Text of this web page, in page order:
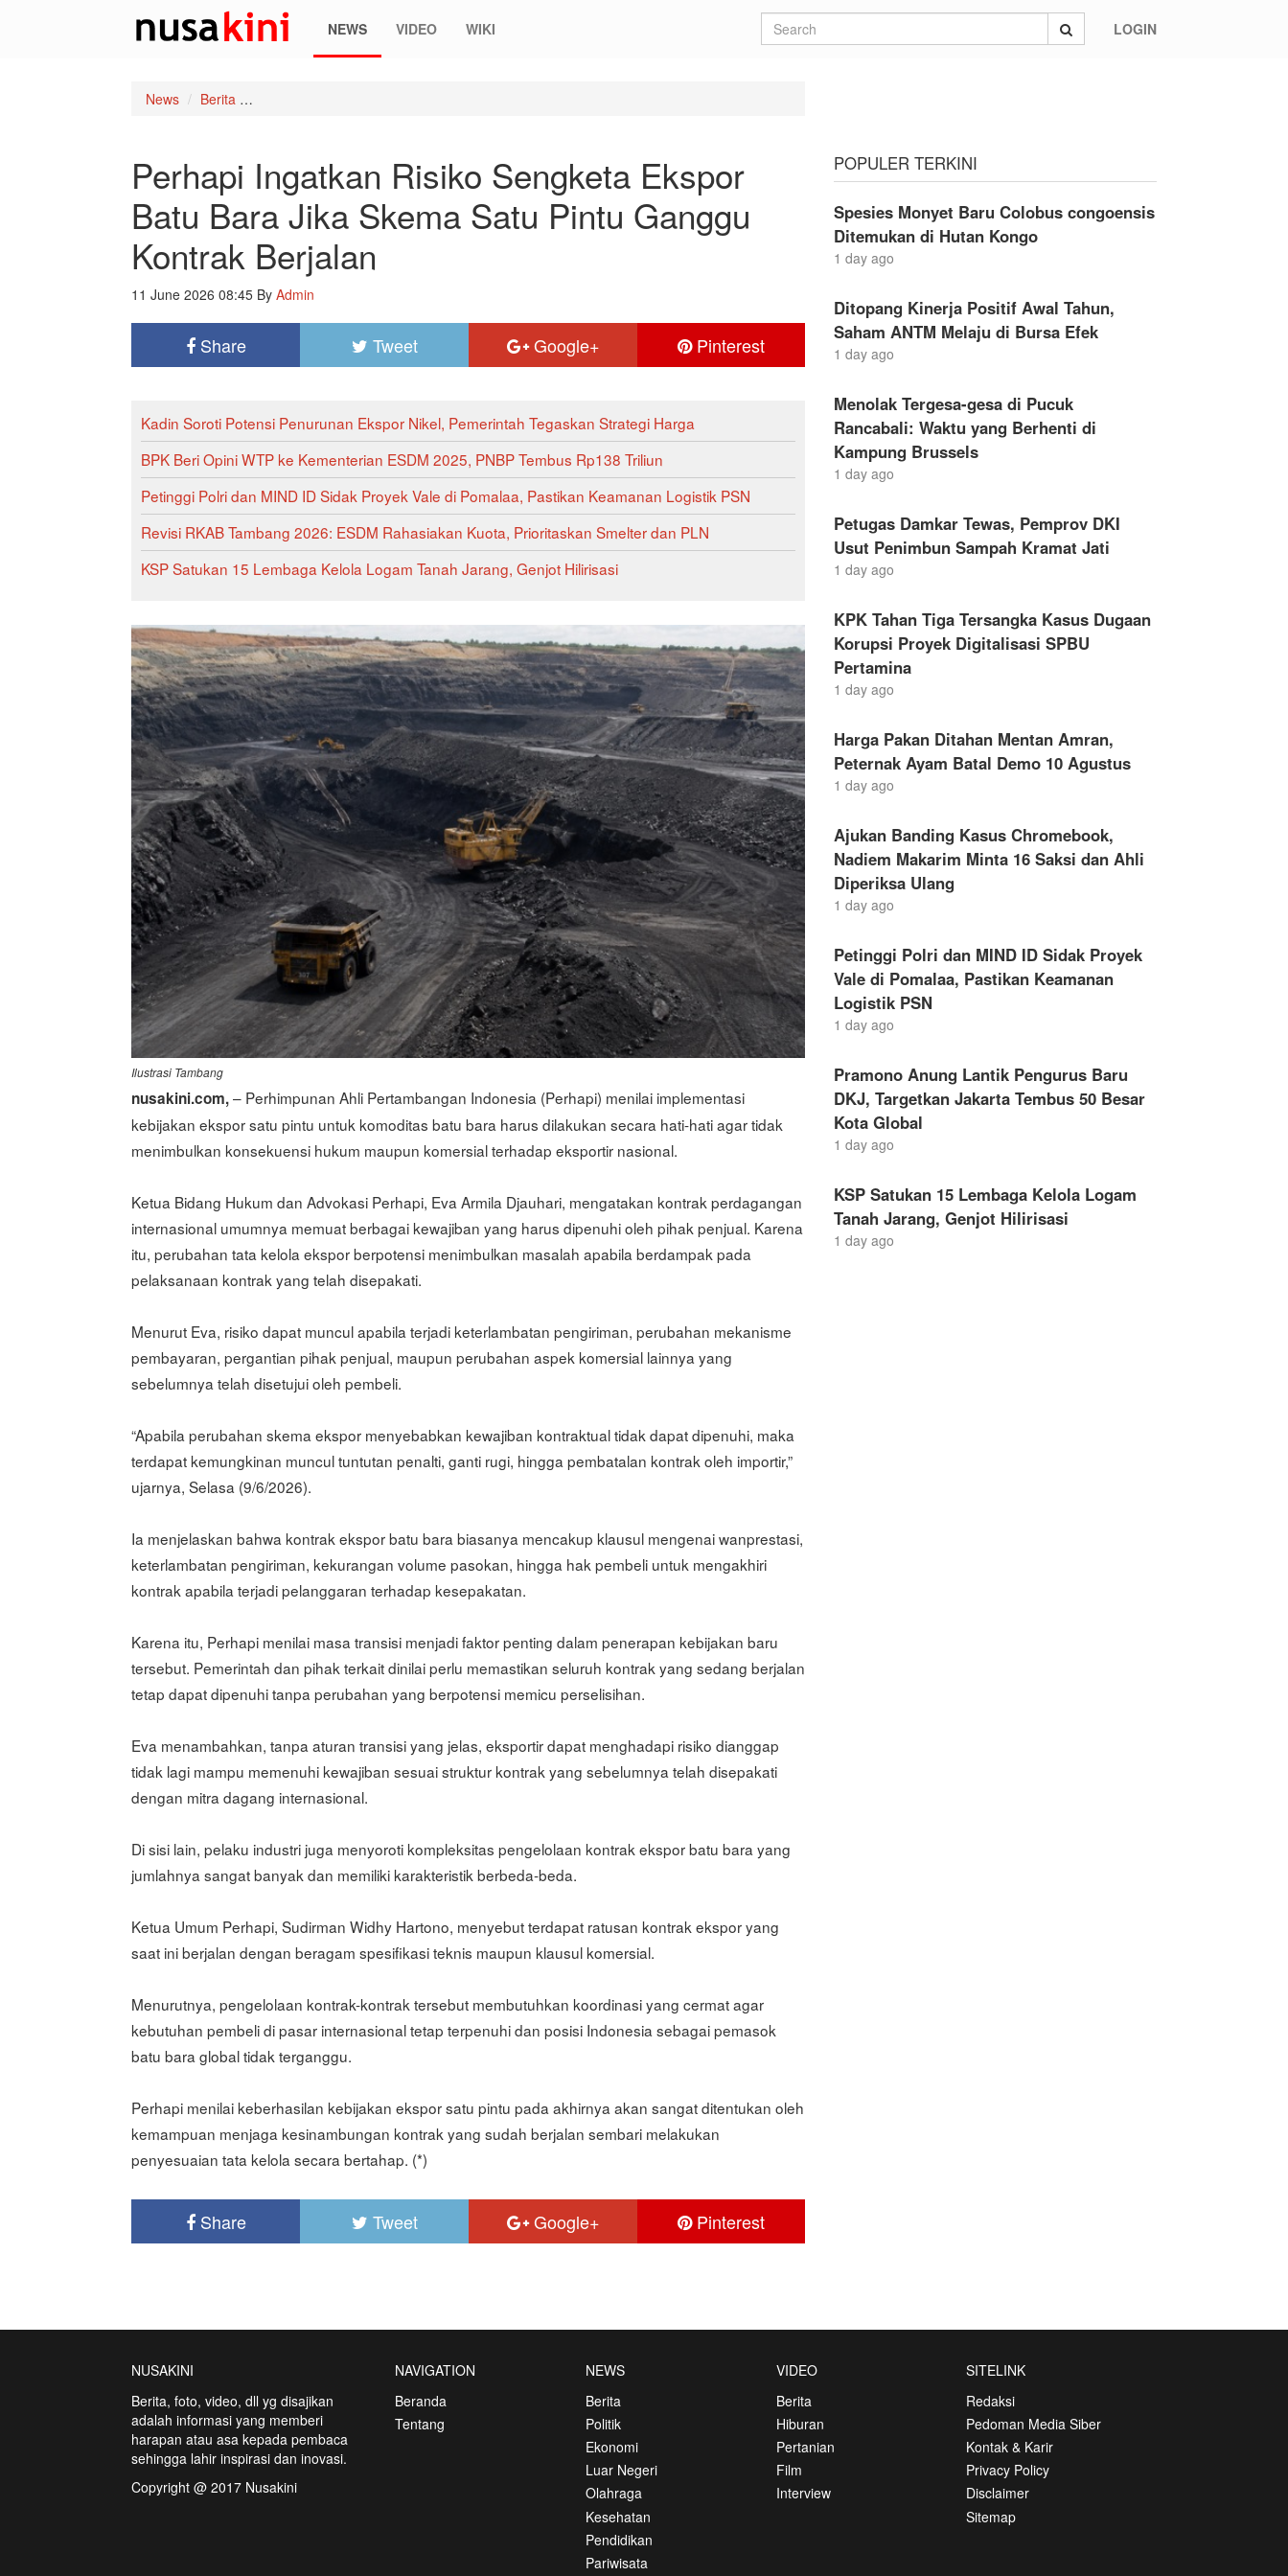
NEWS VIDEO WIKI LOGIN
News Berita
Perhapi Ingatkan Risiko Sengketa Ekspor
Batu Bara Jika Skema Satu Pintu Ganggu
Kontrak Berjalan
11 June 2026 08:45 By Admin
Share Tweet Google+ Pinterest
Kadin Soroti Potensi Penurunan Ekspor Nikel, Pemerintah Tegaskan Strategi Harga
BPK Beri Opini WTP ke Kementerian ESDM 2025, PNBP Tembus Rp138 Triliun
Petinggi Polri dan MIND ID Sidak Proyek Vale di Pomalaa, Pastikan Keamanan Logistik PSN
Revisi RKAB Tambang 2026: ESDM Rahasiakan Kuota, Prioritaskan Smelter dan PLN
KSP Satukan 15 Lembaga Kelola Logam Tanah Jarang, Genjot Hilirisasi
Ilustrasi Tambang
nusakini.com,– Perhimpunan Ahli Pertambangan Indonesia (Perhapi) menilai implementasi
kebijakan ekspor satu pintu untuk komoditas batu bara harus dilakukan secara hati-hati agar tidak
menimbulkan konsekuensi hukum maupun komersial terhadap eksportir nasional.
Ketua Bidang Hukum dan Advokasi Perhapi, Eva Armila Djauhari, mengatakan kontrak perdagangan
internasional umumnya memuat berbagai kewajiban yang harus dipenuhi oleh pihak penjual. Karena
itu, perubahan tata kelola ekspor berpotensi menimbulkan masalah apabila berdampak pada
pelaksanaan kontrak yang telah disepakati.
Menurut Eva, risiko dapat muncul apabila terjadi keterlambatan pengiriman, perubahan mekanisme
pembayaran, pergantian pihak penjual, maupun perubahan aspek komersial lainnya yang
sebelumnya telah disetujui oleh pembeli.
“Apabila perubahan skema ekspor menyebabkan kewajiban kontraktual tidak dapat dipenuhi, maka
terdapat kemungkinan muncul tuntutan penalti, ganti rugi, hingga pembatalan kontrak oleh importir,”
ujarnya, Selasa (9/6/2026).
Ia menjelaskan bahwa kontrak ekspor batu bara biasanya mencakup klausul mengenai wanprestasi,
keterlambatan pengiriman, kekurangan volume pasokan, hingga hak pembeli untuk mengakhiri
kontrak apabila terjadi pelanggaran terhadap kesepakatan.
Karena itu, Perhapi menilai masa transisi menjadi faktor penting dalam penerapan kebijakan baru
tersebut. Pemerintah dan pihak terkait dinilai perlu memastikan seluruh kontrak yang sedang berjalan
tetap dapat dipenuhi tanpa perubahan yang berpotensi memicu perselisihan.
Eva menambahkan, tanpa aturan transisi yang jelas, eksportir dapat menghadapi risiko dianggap
tidak lagi mampu memenuhi kewajiban sesuai struktur kontrak yang sebelumnya telah disepakati
dengan mitra dagang internasional.
Di sisi lain, pelaku industri juga menyoroti kompleksitas pengelolaan kontrak ekspor batu bara yang
jumlahnya sangat banyak dan memiliki karakteristik berbeda-beda.
Ketua Umum Perhapi, Sudirman Widhy Hartono, menyebut terdapat ratusan kontrak ekspor yang
saat ini berjalan dengan beragam spesifikasi teknis maupun klausul komersial.
Menurutnya, pengelolaan kontrak-kontrak tersebut membutuhkan koordinasi yang cermat agar
kebutuhan pembeli di pasar internasional tetap terpenuhi dan posisi Indonesia sebagai pemasok
batu bara global tidak terganggu.
Perhapi menilai keberhasilan kebijakan ekspor satu pintu pada akhirnya akan sangat ditentukan oleh
kemampuan menjaga kesinambungan kontrak yang sudah berjalan sembari melakukan
penyesuaian tata kelola secara bertahap. (*)
Share Tweet Google+ Pinterest
POPULER TERKINI
Spesies Monyet Baru Colobus congoensis
Ditemukan di Hutan Kongo
1 day ago
Ditopang Kinerja Positif Awal Tahun,
Saham ANTM Melaju di Bursa Efek
1 day ago
Menolak Tergesa-gesa di Pucuk
Rancabali: Waktu yang Berhenti di
Kampung Brussels
1 day ago
Petugas Damkar Tewas, Pemprov DKI
Usut Penimbun Sampah Kramat Jati
1 day ago
KPK Tahan Tiga Tersangka Kasus Dugaan
Korupsi Proyek Digitalisasi SPBU
Pertamina
1 day ago
Harga Pakan Ditahan Mentan Amran,
Peternak Ayam Batal Demo 10 Agustus
1 day ago
Ajukan Banding Kasus Chromebook,
Nadiem Makarim Minta 16 Saksi dan Ahli
Diperiksa Ulang
1 day ago
Petinggi Polri dan MIND ID Sidak Proyek
Vale di Pomalaa, Pastikan Keamanan
Logistik PSN
1 day ago
Pramono Anung Lantik Pengurus Baru
DKJ, Targetkan Jakarta Tembus 50 Besar
Kota Global
1 day ago
KSP Satukan 15 Lembaga Kelola Logam
Tanah Jarang, Genjot Hilirisasi
1 day ago
NUSAKINI
Berita, foto, video, dll yg disajikan
adalah informasi yang memberi
harapan atau asa kepada pembaca
sehingga lahir inspirasi dan inovasi.
Copyright @ 2017 Nusakini
NAVIGATION
Beranda
Tentang
NEWS
Berita
Politik
Ekonomi
Luar Negeri
Olahraga
Kesehatan
Pendidikan
Pariwisata
VIDEO
Berita
Hiburan
Pertanian
Film
Interview
SITELINK
Redaksi
Pedoman Media Siber
Kontak & Karir
Privacy Policy
Disclaimer
Sitemap